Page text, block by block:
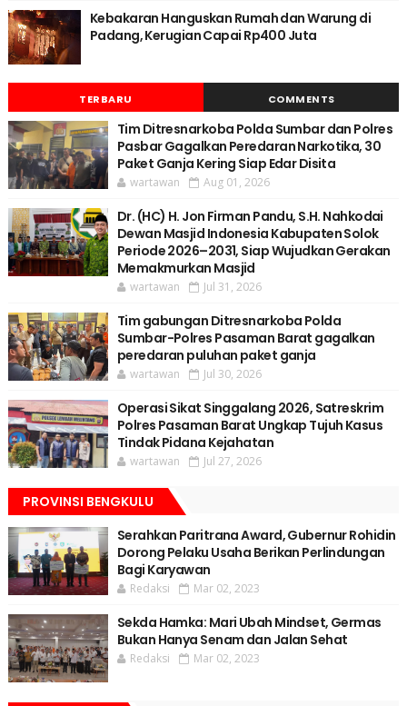
Kebakaran Hanguskan Rumah dan Warung di
Padang, Kerugian Capai Rp400 Juta
TERBARU COMMENTS
Tim Ditresnarkoba Polda Sumbar dan Polres
Pasbar Gagalkan Peredaran Narkotika, 30
Paket Ganja Kering Siap Edar Disita
wartawan Aug 01, 2026
Dr. (HC) H. Jon Firman Pandu, S.H. Nahkodai
Dewan Masjid Indonesia Kabupaten Solok
Periode 2026–2031, Siap Wujudkan Gerakan
Memakmurkan Masjid
wartawan Jul 31, 2026
Tim gabungan Ditresnarkoba Polda
Sumbar-Polres Pasaman Barat gagalkan
peredaran puluhan paket ganja
wartawan Jul 30, 2026
Operasi Sikat Singgalang 2026, Satreskrim
Polres Pasaman Barat Ungkap Tujuh Kasus
Tindak Pidana Kejahatan
wartawan Jul 27, 2026
PROVINSI BENGKULU
Serahkan Paritrana Award, Gubernur Rohidin
Dorong Pelaku Usaha Berikan Perlindungan
Bagi Karyawan
Redaksi Mar 02, 2023
Sekda Hamka: Mari Ubah Mindset, Germas
Bukan Hanya Senam dan Jalan Sehat
Redaksi Mar 02, 2023